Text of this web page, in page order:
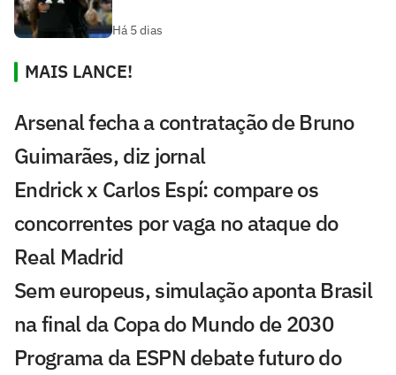
Há 5 dias
MAIS LANCE!
Arsenal fecha a contratação de Bruno
Guimarães, diz jornal
Endrick x Carlos Espí: compare os
concorrentes por vaga no ataque do
Real Madrid
Sem europeus, simulação aponta Brasil
na final da Copa do Mundo de 2030
Programa da ESPN debate futuro do